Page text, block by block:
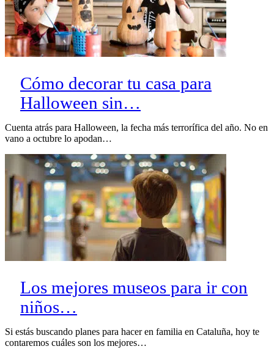
Cómo decorar tu casa para
Halloween sin…
Cuenta atrás para Halloween, la fecha más terrorífica del año. No en
vano a octubre lo apodan…
Los mejores museos para ir con
niños…
Si estás buscando planes para hacer en familia en Cataluña, hoy te
contaremos cuáles son los mejores…